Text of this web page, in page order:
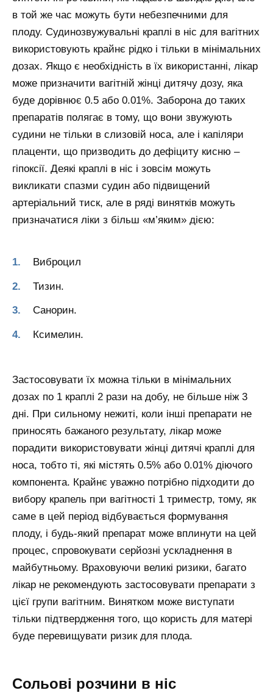
в той же час можуть бути небезпечними для
плоду. Судинозвужувальні краплі в ніс для вагітних
використовують крайнє рідко і тільки в мінімальних
дозах. Якщо є необхідність в їх використанні, лікар
може призначити вагітній жінці дитячу дозу, яка
буде дорівнює 0.5 або 0.01%. Заборона до таких
препаратів полягає в тому, що вони звужують
судини не тільки в слизовій носа, але і капіляри
плаценти, що призводить до дефіциту кисню –
гіпоксії. Деякі краплі в ніс і зовсім можуть
викликати спазми судин або підвищений
артеріальний тиск, але в ряді винятків можуть
призначатися ліки з більш «м’яким» дією:
Виброцил
Тизин.
Санорин.
Ксимелин.
Застосовувати їх можна тільки в мінімальних
дозах по 1 краплі 2 рази на добу, не більше ніж 3
дні. При сильному нежиті, коли інші препарати не
приносять бажаного результату, лікар може
порадити використовувати жінці дитячі краплі для
носа, тобто ті, які містять 0.5% або 0.01% діючого
компонента. Крайнє уважно потрібно підходити до
вибору крапель при вагітності 1 триместр, тому, як
саме в цей період відбувається формування
плоду, і будь-який препарат може вплинути на цей
процес, спровокувати серйозні ускладнення в
майбутньому. Враховуючи великі ризики, багато
лікар не рекомендують застосовувати препарати з
цієї групи вагітним. Винятком може виступати
тільки підтвердження того, що користь для матері
буде перевищувати ризик для плода.
Сольові розчини в ніс